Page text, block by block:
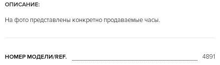
ОПИСАНИЕ:
На фото представлены конкретно продаваемые часы.
НОМЕР МОДЕЛИ/REF. 4891